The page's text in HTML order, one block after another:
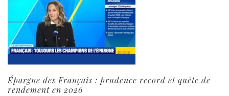
Épargne des Français : prudence record et quête de
rendement en 2026